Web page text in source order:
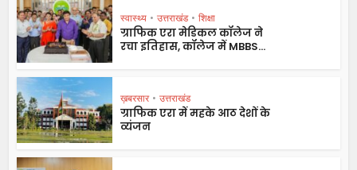
स्वास्थ्य • उत्तराखंड • शिक्षा
ग्राफिक एरा मेडिकल कॉलेज ने
रचा इतिहास, कॉलेज में MBBS...
ख़बरसार • उत्तराखंड
ग्राफिक एरा में महके आठ देशों के
व्यंजन